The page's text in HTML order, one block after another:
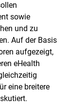
sowie
und zu
Auf der Basis
aufgezeigt,
eHealth
eine breitere